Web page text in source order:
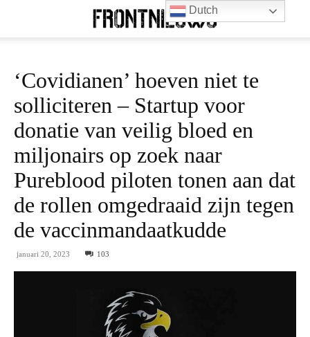
‘Covidianen’ hoeven niet te
solliciteren – Startup voor
donatie van veilig bloed en
miljonairs op zoek naar
Pureblood piloten tonen aan dat
de rollen omgedraaid zijn tegen
de vaccinmandaatkudde
januari 20, 2023 103
Dutch